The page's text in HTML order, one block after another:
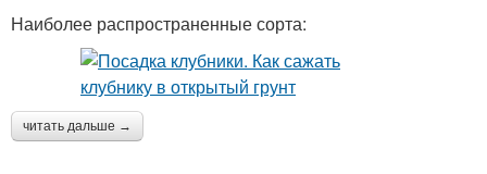
Наиболее распространенные сорта:
читать дальше →